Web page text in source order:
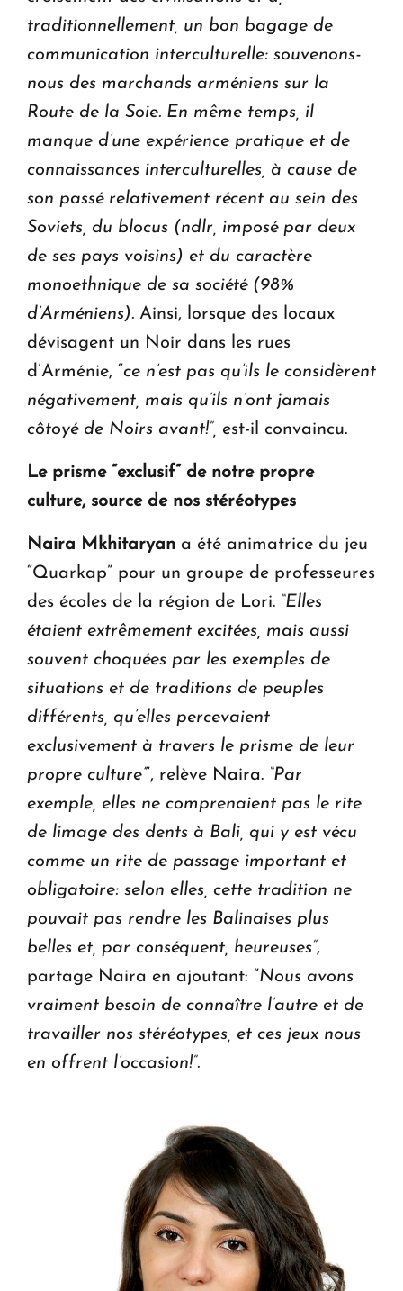
traditionnellement, un bon bagage de
communication interculturelle: souvenons-
nous des marchands arméniens sur la
Route de la Soie. En même temps, il
manque d’une expérience pratique et de
connaissances interculturelles, à cause de
son passé relativement récent au sein des
Soviets, du blocus (ndlr, imposé par deux
de ses pays voisins) et du caractère
monoethnique de sa société (98%
d’Arméniens). Ainsi, lorsque des locaux
dévisagent un Noir dans les rues
d’Arménie, “ce n’est pas qu’ils le considèrent
négativement, mais qu’ils n’ont jamais
côtoyé de Noirs avant!”, est-il convaincu.
Le prisme “exclusif” de notre propre
culture, source de nos stéréotypes
Naira Mkhitaryan a été animatrice du jeu
“Quarkap” pour un groupe de professeures
des écoles de la région de Lori. “Elles
étaient extrêmement excitées, mais aussi
souvent choquées par les exemples de
situations et de traditions de peuples
différents, qu’elles percevaient
exclusivement à travers le prisme de leur
propre culture’”, relève Naira. “Par
exemple, elles ne comprenaient pas le rite
de limage des dents à Bali, qui y est vécu
comme un rite de passage important et
obligatoire: selon elles, cette tradition ne
pouvait pas rendre les Balinaises plus
belles et, par conséquent, heureuses”,
partage Naira en ajoutant: “Nous avons
vraiment besoin de connaître l’autre et de
travailler nos stéréotypes, et ces jeux nous
en offrent l’occasion!”.